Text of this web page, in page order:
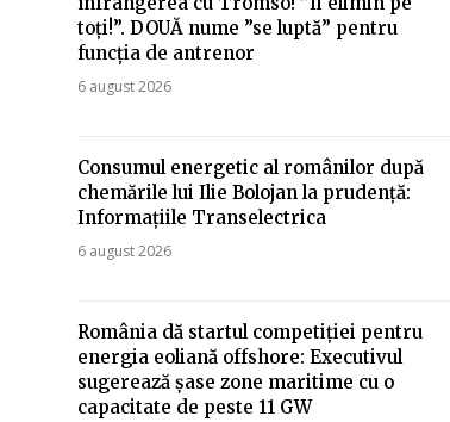
toți!”. DOUĂ nume ”se luptă” pentru
funcția de antrenor
6 august 2026
Consumul energetic al românilor după
chemările lui Ilie Bolojan la prudență:
Informațiile Transelectrica
6 august 2026
România dă startul competiției pentru
energia eoliană offshore: Executivul
sugerează șase zone maritime cu o
capacitate de peste 11 GW